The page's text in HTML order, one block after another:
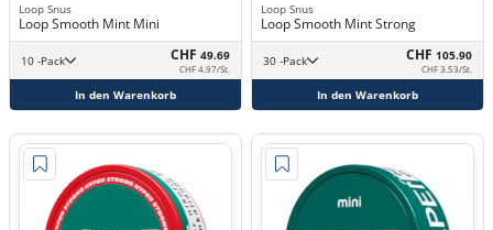
Loop Snus
Loop Smooth Mint Mini
10 -Pack CHF 49.69
CHF 4.97/St.
In den Warenkorb
Loop Snus
Loop Smooth Mint Strong
30 -Pack CHF 105.90
CHF 3.53/St.
In den Warenkorb